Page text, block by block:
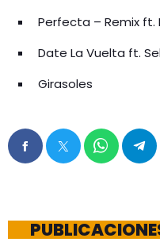
Perfecta – Remix ft.
Date La Vuelta ft.
Girasoles